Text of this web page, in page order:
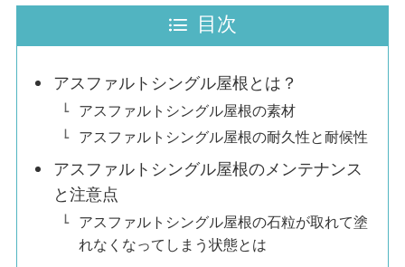
目次
アスファルトシングル屋根とは？
アスファルトシングル屋根の素材
アスファルトシングル屋根の耐久性と耐候性
アスファルトシングル屋根のメンテナンス
と注意点
アスファルトシングル屋根の石粒が取れて塗
れなくなってしまう状態とは